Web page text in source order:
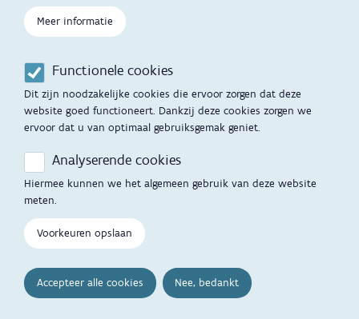
Meer informatie
Functionele cookies
Dit zijn noodzakelijke cookies die ervoor zorgen dat deze
website goed functioneert. Dankzij deze cookies zorgen we
ervoor dat u van optimaal gebruiksgemak geniet.
Analyserende cookies
Hiermee kunnen we het algemeen gebruik van deze website
meten.
Voorkeuren opslaan
Accepteer alle cookies Nee, bedankt
Aanbod tijdens de
zwangerschap
Opvoedingsondersteuning
Kinderopvang
Hulp en contact
Contactfomulier
Opgroeipunt
Veelgestelde vragen
Mijn Opgroeien